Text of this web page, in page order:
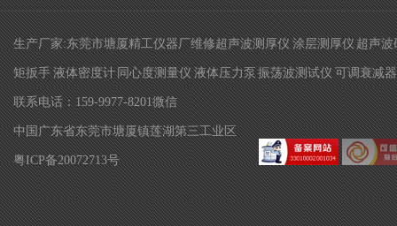
生产厂家:东莞市塘厦精工仪器厂维修超声波测厚仪 涂层测厚仪 超声
矩扳手 液体密度计 同心度测量仪 液体压力泵 振荡波测试仪 可调衰减
联系电话：159-9977-8201微信
中国广东省东莞市塘厦镇莲湖第三工业区
粤ICP备20072713号